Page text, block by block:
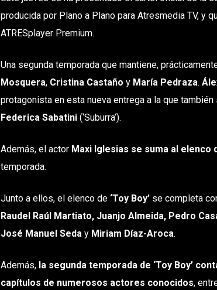
producida por Plano a Plano para Atresmedia TV, y
ATRESplayer Premium.
Una segunda temporada que mantiene,
Mosquera, Cristina Castaño y María Pedraza.
protagonista en esta nueva entrega a la que
Federica Sabatini (‘Suburra’).
Además, el actor Maxi Iglesias se suma al elenco
temporada.
Junto a ellos, el elenco de ‘Toy Boy’ se completa
Raudel Raúl Martiato, Juanjo Almeida, Pedro
José Manuel Seda y Miriam Díaz-Aroca.
Además, la segunda temporada de ‘Toy Boy’
capítulos de numerosos actores conocidos,